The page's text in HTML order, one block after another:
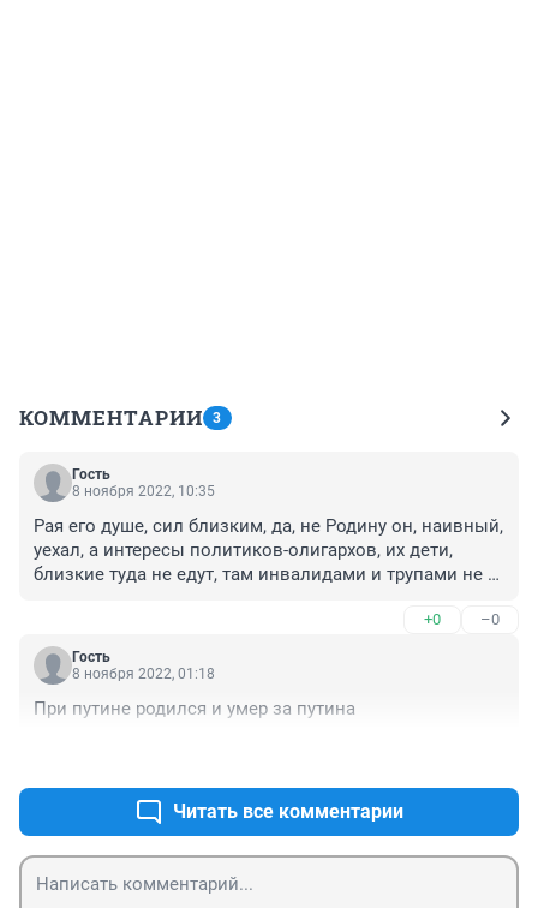
КОММЕНТАРИИ 3
Гость
8 ноября 2022, 10:35
Рая его душе, сил близким, да, не Родину он, наивный,
уехал, а интересы политиков-олигархов, их дети,
близкие туда не едут, там инвалидами и трупами не
себе. Парней жаль, по наивности, порядочности
погибают. А олигархи и политики только жируют
дальше.
+0 –0
Гость
8 ноября 2022, 01:18
При путине родился и умер за путина
Читать все комментарии